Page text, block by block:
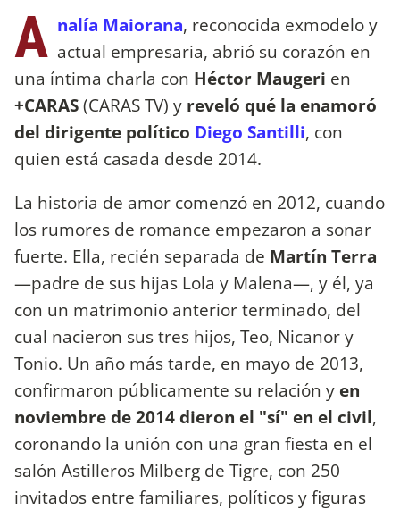
A nalía Maiorana, reconocida exmodelo y
actual empresaria, abrió su corazón en
una íntima charla con Héctor Maugeri en
+CARAS(CARAS TV) y reveló qué la enamoró
del dirigente político Diego Santilli, con
quien está casada desde 2014.
La historia de amor comenzó en 2012, cuando
los rumores de romance empezaron a sonar
fuerte. Ella, recién separada de Martín Terra
—padre de sus hijas Lola y Malena—, y él, ya
con un matrimonio anterior terminado, del
cual nacieron sus tres hijos, Teo, Nicanor y
Tonio. Un año más tarde, en mayo de 2013,
confirmaron públicamente su relación y en
noviembre de 2014 dieron el "sí" en el civil,
coronando la unión con una gran fiesta en el
salón Astilleros Milberg de Tigre, con 250
invitados entre familiares, políticos y figuras